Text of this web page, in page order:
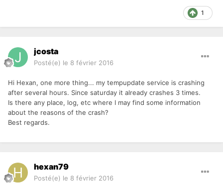
1
jcosta
Posté(e) le 8 février 2016
Hi Hexan, one more thing... my tempupdate service is crashing
after several hours. Since saturday it already crashes 3 times.
Is there any place, log, etc where I may find some information
about the reasons of the crash?
Best regards.
hexan79
Posté(e) le 8 février 2016